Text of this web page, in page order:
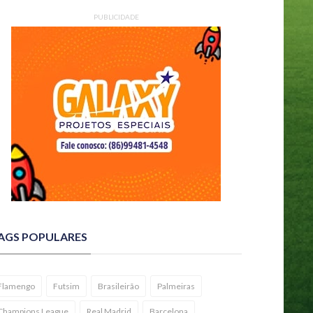
PUBLICIDADE
POPULARES
Futsim Brasileirão Palmeiras